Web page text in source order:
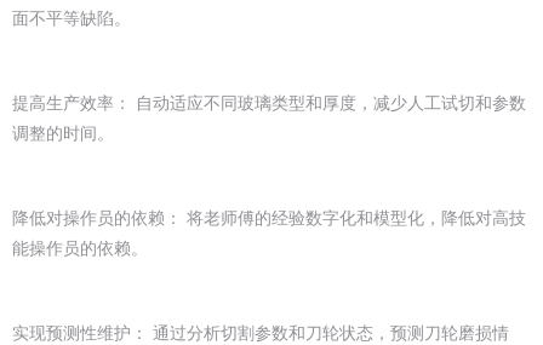
面不平等缺陷。
提高生产效率： 自动适应不同玻璃类型和厚度，减少人工试切和参数
调整的时间。
降低对操作员的依赖： 将老师傅的经验数字化和模型化，降低对高技
能操作员的依赖。
实现预测性维护： 通过分析切割参数和刀轮状态，预测刀轮磨损情